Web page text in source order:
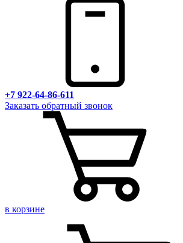
+7 922-64-86-611
Заказать обратный звонок
в корзине